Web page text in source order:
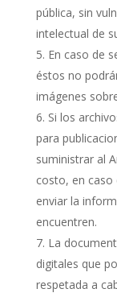
pública, sin
intelectual de
En caso de
éstos no
imágenes
Si los
para
suministrar al
costo, en caso
enviar la
encuentren.
La
digitales que
respetada a